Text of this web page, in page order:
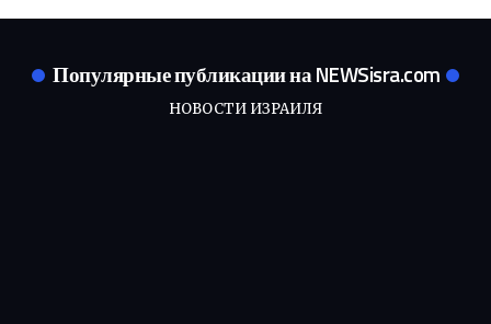
Популярные публикации на NEWSisra.com
НОВОСТИ ИЗРАИЛЯ